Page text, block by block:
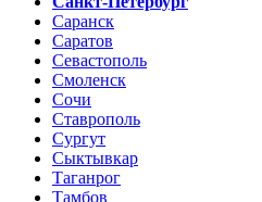
Саранск
Саратов
Севастополь
Смоленск
Сочи
Ставрополь
Сургут
Сыктывкар
Таганрог
Тамбов